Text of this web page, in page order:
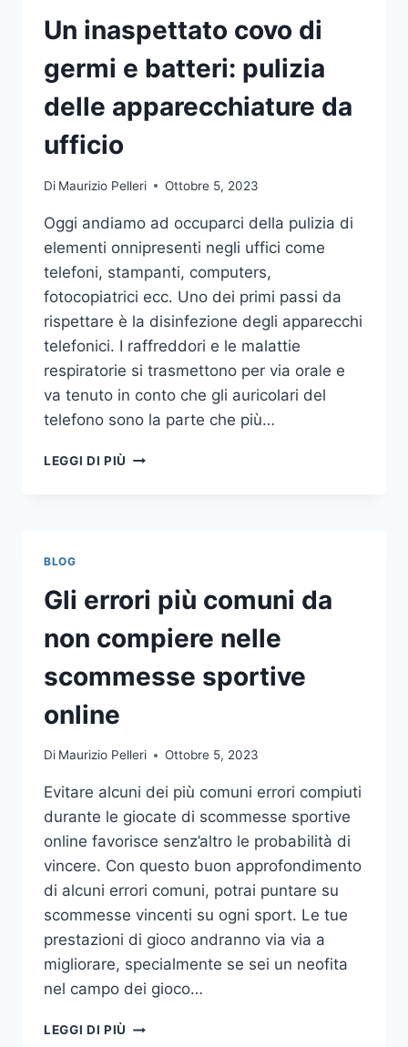
Un inaspettato covo di
germi e batteri: pulizia
delle apparecchiature da
ufficio
Di Maurizio Pelleri Ottobre 5, 2023
Oggi andiamo ad occuparci della pulizia di
elementi onnipresenti negli uffici come
telefoni, stampanti, computers,
fotocopiatrici ecc. Uno dei primi passi da
rispettare è la disinfezione degli apparecchi
telefonici. I raffreddori e le malattie
respiratorie si trasmettono per via orale e
va tenuto in conto che gli auricolari del
telefono sono la parte che più…
LEGGI DI PIÙ UN
PULIZIA
DELLE
APPARECCHIATURE
DA
BLOG
Gli errori più comuni da
non compiere nelle
scommesse sportive
online
Di Maurizio Pelleri Ottobre 5, 2023
Evitare alcuni dei più comuni errori compiuti
durante le giocate di scommesse sportive
online favorisce senz’altro le probabilità di
vincere. Con questo buon approfondimento
di alcuni errori comuni, potrai puntare su
scommesse vincenti su ogni sport. Le tue
prestazioni di gioco andranno via via a
migliorare, specialmente se sei un neofita
nel campo dei gioco…
LEGGI DI PIÙ GLI